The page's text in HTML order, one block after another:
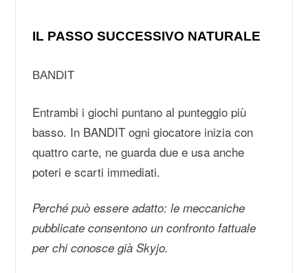
IL PASSO SUCCESSIVO NATURALE
BANDIT
Entrambi i giochi puntano al punteggio più
basso. In BANDIT ogni giocatore inizia con
quattro carte, ne guarda due e usa anche
poteri e scarti immediati.
Perché può essere adatto: le meccaniche
pubblicate consentono un confronto fattuale
per chi conosce già Skyjo.